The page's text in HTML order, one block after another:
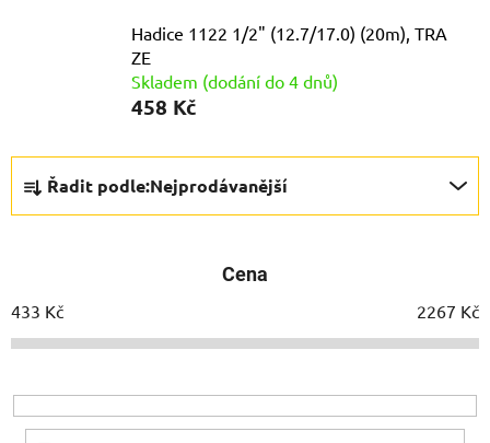
Hadice 1122 1/2" (12.7/17.0) (20m), TRA
ZE
Skladem (dodání do 4 dnů)
458 Kč
í
p
o
d
Řadit podle:Nejprodávanější
Cena
433 Kč 2267 Kč